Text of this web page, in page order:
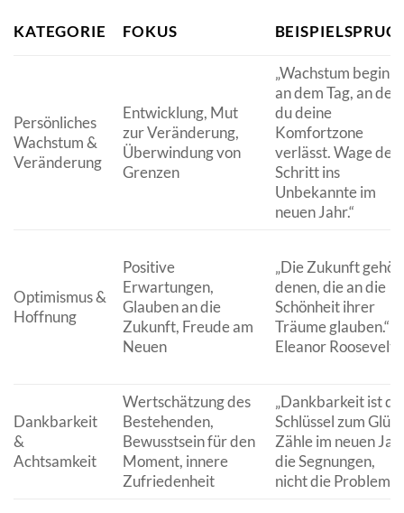
KATEGORIE FOKUS
Persönliches
Wachstum &
Veränderung
Entwicklung, Mut
zur Veränderung,
Überwindung von
Grenzen
„Wachstum beginnt
an dem Tag, an dem
du deine
Komfortzone
verlässt. Wage den
Schritt ins
Unbekannte im
neuen Jahr.“
Optimismus &
Hoffnung
Positive
Erwartungen,
Glauben an die
Zukunft, Freude am
Neuen
„Die Zukunft
denen, die an die
Schönheit ihrer
Träume glauben.“ –
Eleanor Roosevelt
Dankbarkeit
&
Achtsamkeit
Wertschätzung des
Bestehenden,
Bewusstsein für den
Moment, innere
Zufriedenheit
„Dankbarkeit ist
Schlüssel zum
Zähle im neuen
die Segnungen,
nicht die